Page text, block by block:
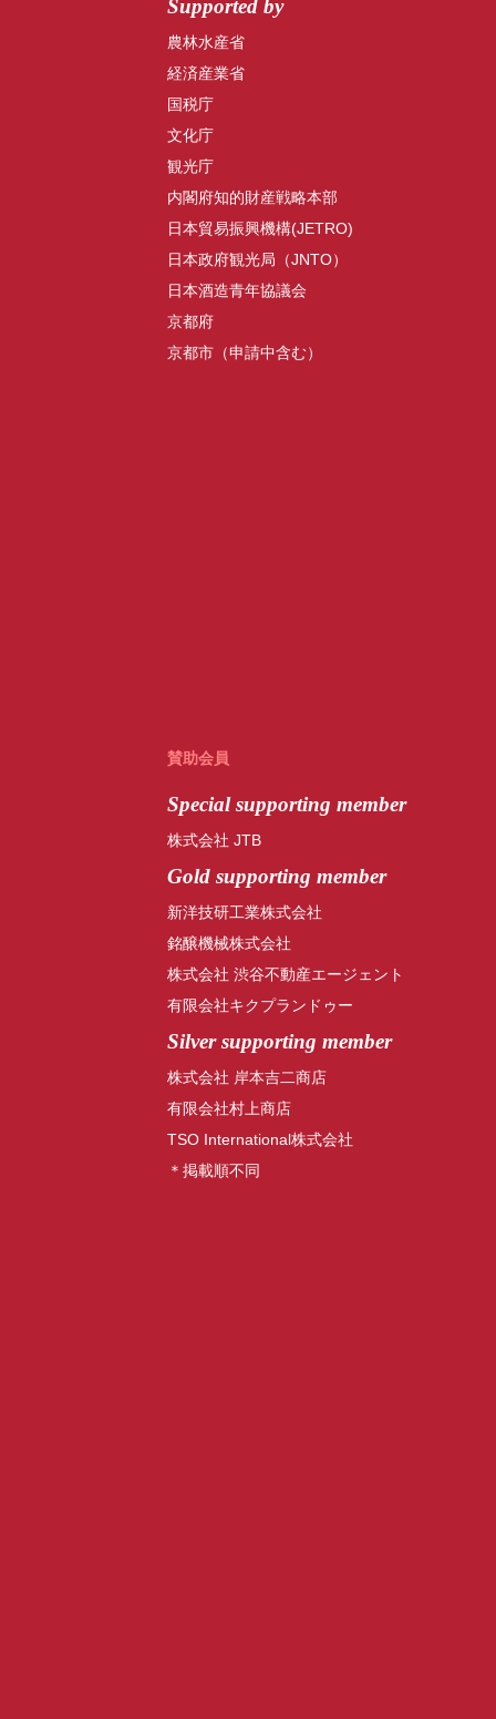
Supported by
農林水産省
経済産業省
国税庁
文化庁
観光庁
内閣府知的財産戦略本部
日本貿易振興機構(JETRO)
日本政府観光局（JNTO）
日本酒造青年協議会
京都府
京都市（申請中含む）
賛助会員
Specialsupporting member
株式会社 JTB
Gold supporting member
新洋技研工業株式会社
銘醸機械株式会社
株式会社 渋谷不動産エージェント
有限会社キクプランドゥー
Silver supporting member
株式会社 岸本吉二商店
有限会社村上商店
TSO International株式会社
＊掲載順不同